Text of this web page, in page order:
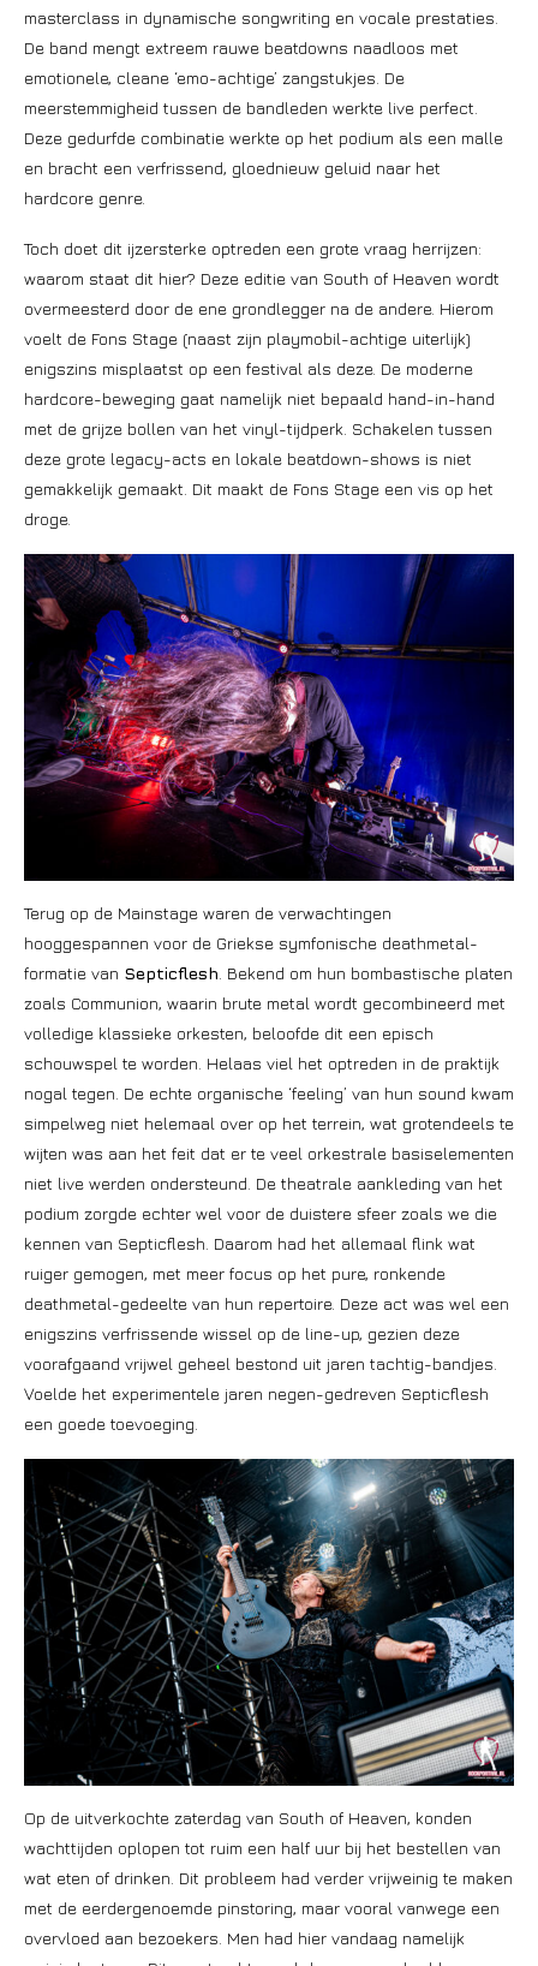
masterclass in dynamische songwriting en vocale prestaties.
De band mengt extreem rauwe beatdowns naadloos met
emotionele, cleane ‘emo-achtige’ zangstukjes. De
meerstemmigheid tussen de bandleden werkte live perfect.
Deze gedurfde combinatie werkte op het podium als een malle
en bracht een verfrissend, gloednieuw geluid naar het
hardcore genre.
Toch doet dit ijzersterke optreden een grote vraag herrijzen:
waarom staat dit hier? Deze editie van South of Heaven wordt
overmeesterd door de ene grondlegger na de andere. Hierom
voelt de Fons Stage (naast zijn playmobil-achtige uiterlijk)
enigszins misplaatst op een festival als deze. De moderne
hardcore-beweging gaat namelijk niet bepaald hand-in-hand
met de grijze bollen van het vinyl-tijdperk. Schakelen tussen
deze grote legacy-acts en lokale beatdown-shows is niet
gemakkelijk gemaakt. Dit maakt de Fons Stage een vis op het
droge.
Terug op de Mainstage waren de verwachtingen
hooggespannen voor de Griekse symfonische deathmetal-
formatie van Septicflesh . Bekend om hun bombastische platen
zoals Communion, waarin brute metal wordt gecombineerd met
volledige klassieke orkesten, beloofde dit een episch
schouwspel te worden. Helaas viel het optreden in de praktijk
nogal tegen. De echte organische ‘feeling’ van hun sound kwam
simpelweg niet helemaal over op het terrein, wat grotendeels te
wijten was aan het feit dat er te veel orkestrale basiselementen
niet live werden ondersteund. De theatrale aankleding van het
podium zorgde echter wel voor de duistere sfeer zoals we die
kennen van Septicflesh. Daarom had het allemaal flink wat
ruiger gemogen, met meer focus op het pure, ronkende
deathmetal-gedeelte van hun repertoire. Deze act was wel een
enigszins verfrissende wissel op de line-up, gezien deze
voorafgaand vrijwel geheel bestond uit jaren tachtig-bandjes.
Voelde het experimentele jaren negen-gedreven Septicflesh
een goede toevoeging.
Op de uitverkochte zaterdag van South of Heaven, konden
wachttijden oplopen tot ruim een half uur bij het bestellen van
wat eten of drinken. Dit probleem had verder vrijweinig te maken
met de eerdergenoemde pinstoring, maar vooral vanwege een
overvloed aan bezoekers. Men had hier vandaag namelijk